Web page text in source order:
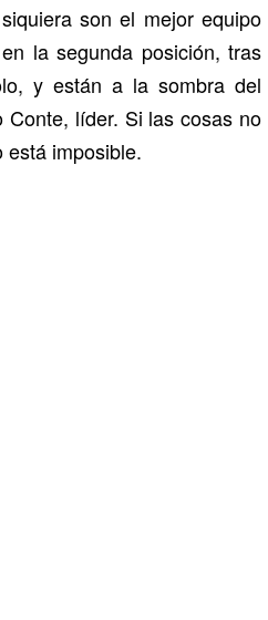
son el mejor equipo
la segunda posición, tras
y están a la sombra del
líder. Si las cosas no
está imposible.